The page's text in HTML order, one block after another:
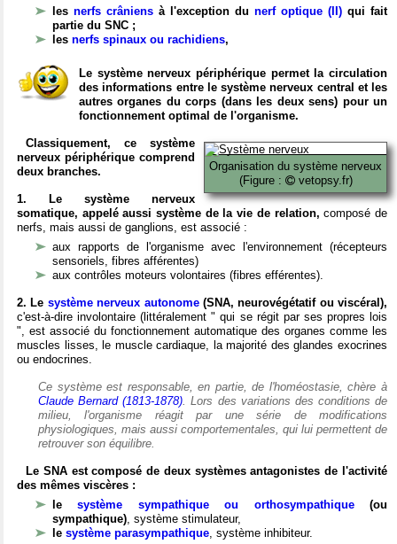
les nerfs crâniens à l'exception du nerf optique (II) qui fait
partie du SNC ;
les nerfs spinaux ou rachidiens,
Le système nerveux périphérique permet la circulation
des informations entre le système nerveux central et les
autres organes du corps (dans les deux sens) pour un
fonctionnement optimal de l'organisme.
Organisation du système nerveux
(Figure :
vetopsy.fr)
Classiquement, ce système
nerveux périphérique comprend
deux branches.
1. Le système nerveux
somatique, appelé aussi système de la vie de relation, composé de
nerfs, mais aussi de ganglions, est associé :
aux rapports de l'organisme avec l'environnement (récepteurs
sensoriels, fibres afférentes)
aux contrôles moteurs volontaires (fibres efférentes).
2. Le système nerveux autonome(SNA, neurovégétatif ou viscéral),
c'est-à-dire involontaire (littéralement " qui se régit par ses propres lois
", est associé du fonctionnement automatique des organes comme les
muscles lisses, le muscle cardiaque, la majorité des glandes exocrines
ou endocrines.
Ce système est responsable, en partie, de l'homéostasie, chère à
Claude Bernard (1813-1878). Lors des variations des conditions de
milieu, l'organisme réagit par une série de modifications
physiologiques, mais aussi comportementales, qui lui permettent de
retrouver son équilibre.
Le SNA est composé de deux systèmes antagonistes de l'activité
des mêmes viscères :
lesystème sympathique ou orthosympathique(ou
sympathique), système stimulateur,
le système parasympathique, système inhibiteur.